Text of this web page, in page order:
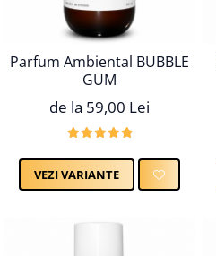
Parfum Ambiental BUBBLE
GUM
de la 59,00 Lei
VEZI VARIANTE